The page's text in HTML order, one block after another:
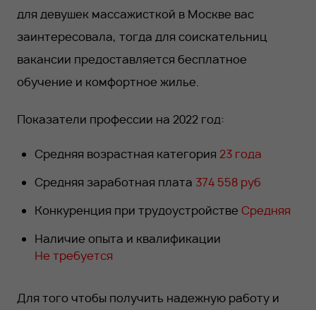
для девушек массажисткой в Москве вас
заинтересовала, тогда для соискательниц
вакансии предоставляется бесплатное
обучение и комфортное жилье.
Показатели профессии на 2022 год:
Средняя возрастная категория 23 года
Средняя заработная плата 374 558 руб
Конкуренция при трудоустройствеСредняя
Наличие опыта и квалификации
Не требуется
Для того чтобы получить надежную работу и